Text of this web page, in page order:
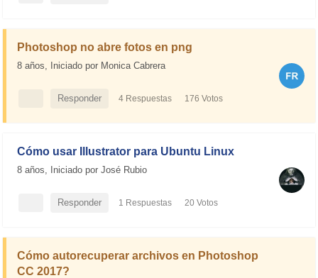
Photoshop no abre fotos en png
8 años, Iniciado por Monica Cabrera
Responder 4 Respuestas 176 Votos
Cómo usar Illustrator para Ubuntu Linux
8 años, Iniciado por José Rubio
Responder 1 Respuestas 20 Votos
Cómo autorecuperar archivos en Photoshop
CC 2017?